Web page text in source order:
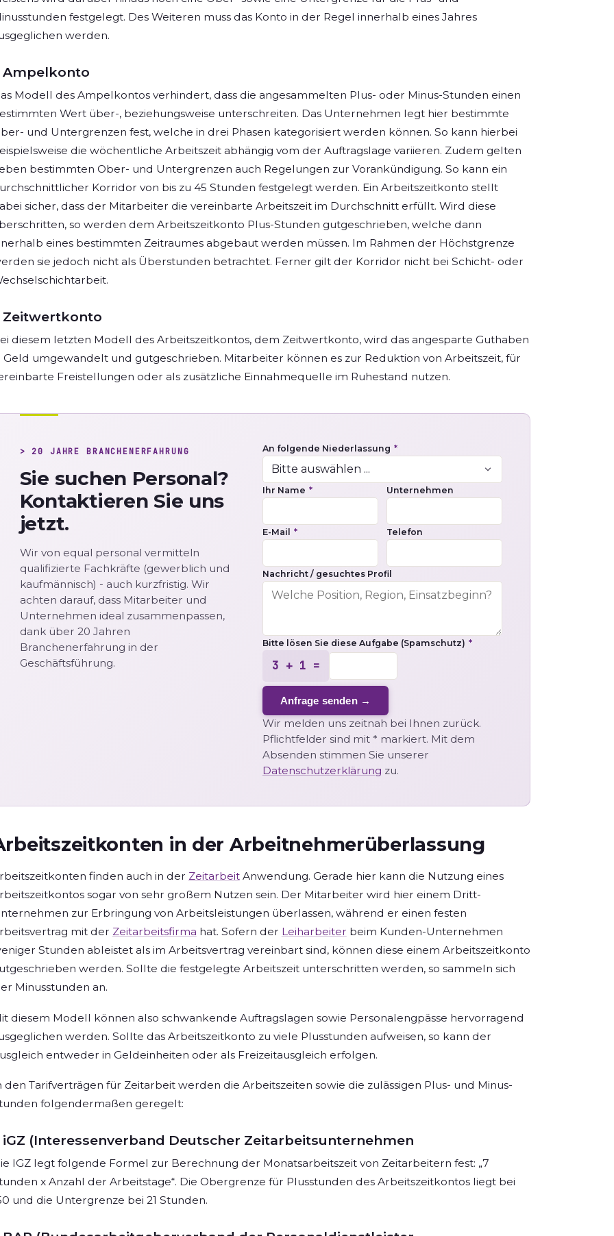
festgelegt. Des Weiteren muss das Konto in der Regel innerhalb eines Jahres
werden.
Ampelkonto
Modell des Ampelkontos verhindert, dass die angesammelten Plus- oder Minus-Stunden einen
Wert über-, beziehungsweise unterschreiten. Das Unternehmen legt hier bestimmte
und Untergrenzen fest, welche in drei Phasen kategorisiert werden können. So kann hierbei
die wöchentliche Arbeitszeit abhängig vom der Auftragslage variieren. Zudem gelten
bestimmten Ober- und Untergrenzen auch Regelungen zur Vorankündigung. So kann ein
Korridor von bis zu 45 Stunden festgelegt werden. Ein Arbeitszeitkonto stellt
sicher, dass der Mitarbeiter die vereinbarte Arbeitszeit im Durchschnitt erfüllt. Wird diese
so werden dem Arbeitszeitkonto Plus-Stunden gutgeschrieben, welche dann
eines bestimmten Zeitraumes abgebaut werden müssen. Im Rahmen der Höchstgrenze
sie jedoch nicht als Überstunden betrachtet. Ferner gilt der Korridor nicht bei Schicht- oder
Zeitwertkonto
diesem letzten Modell des Arbeitszeitkontos, dem Zeitwertkonto, wird das angesparte Guthaben
Geld umgewandelt und gutgeschrieben. Mitarbeiter können es zur Reduktion von Arbeitszeit, für
Freistellungen oder als zusätzliche Einnahmequelle im Ruhestand nutzen.
> 20 JAHRE BRANCHENERFAHRUNG
Sie suchen Personal?
Kontaktieren Sie uns
jetzt.
Wir von equal personal vermitteln
qualifizierte Fachkräfte (gewerblich und
kaufmännisch) - auch kurzfristig. Wir
achten darauf, dass Mitarbeiter und
Unternehmen ideal zusammenpassen,
dank über 20 Jahren
Branchenerfahrung in der
Geschäftsführung.
An folgende Niederlassung *
Ihr Name * Unternehmen
E-Mail * Telefon
Nachricht / gesuchtes Profil
Bitte lösen Sie diese Aufgabe (Spamschutz) *
3 + 1 =
Anfrage senden →
Wir melden uns zeitnah bei Ihnen zurück.
Pflichtfelder sind mit * markiert. Mit dem
Absenden stimmen Sie unserer
Datenschutzerklärung zu.
in der Arbeitnehmerüberlassung
finden auch in der ZeitarbeitAnwendung. Gerade hier kann die Nutzung eines
sogar von sehr großem Nutzen sein. Der Mitarbeiter wird hier einem Dritt-
zur Erbringung von Arbeitsleistungen überlassen, während er einen festen
mit der Zeitarbeitsfirma hat. Sofern der Leiharbeiter beim Kunden-Unternehmen
Stunden ableistet als im Arbeitsvertrag vereinbart sind, können diese einem Arbeitszeitkonto
werden. Sollte die festgelegte Arbeitszeit unterschritten werden, so sammeln sich
Minusstunden an.
diesem Modell können also schwankende Auftragslagen sowie Personalengpässe hervorragend
werden. Sollte das Arbeitszeitkonto zu viele Plusstunden aufweisen, so kann der
entweder in Geldeinheiten oder als Freizeitausgleich erfolgen.
den Tarifverträgen für Zeitarbeit werden die Arbeitszeiten sowie die zulässigen Plus- und Minus-
folgendermaßen geregelt:
iGZ (Interessenverband Deutscher Zeitarbeitsunternehmen
IGZ legt folgende Formel zur Berechnung der Monatsarbeitszeit von Zeitarbeitern fest: „7
x Anzahl der Arbeitstage“. Die Obergrenze für Plusstunden des Arbeitszeitkontos liegt bei
und die Untergrenze bei 21 Stunden.